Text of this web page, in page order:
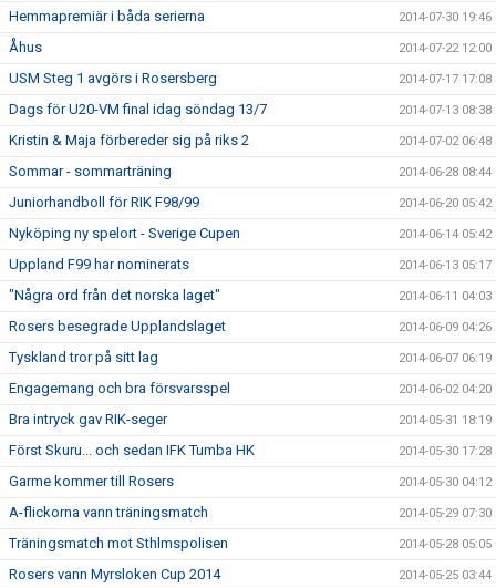
Hemmapremiär i båda serierna 2014-07-30 19:46
Åhus 2014-07-22 12:00
USM Steg 1 avgörs i Rosersberg 2014-07-17 17:08
Dags för U20-VM final idag söndag 13/7 2014-07-13 08:38
Kristin & Maja förbereder sig på riks 2 2014-07-02 06:48
Sommar - sommarträning 2014-06-28 08:44
Juniorhandboll för RIK F98/99 2014-06-20 05:42
Nyköping ny spelort - Sverige Cupen 2014-06-14 05:42
Uppland F99 har nominerats 2014-06-13 05:17
"Några ord från det norska laget" 2014-06-11 04:03
Rosers besegrade Upplandslaget 2014-06-09 04:26
Tyskland tror på sitt lag 2014-06-07 06:19
Engagemang och bra försvarsspel 2014-06-02 04:20
Bra intryck gav RIK-seger 2014-05-31 18:19
Först Skuru... och sedan IFK Tumba HK 2014-05-30 17:28
Garme kommer till Rosers 2014-05-30 04:12
A-flickorna vann träningsmatch 2014-05-29 07:30
Träningsmatch mot Sthlmspolisen 2014-05-28 05:05
Rosers vann Myrsloken Cup 2014 2014-05-25 03:44